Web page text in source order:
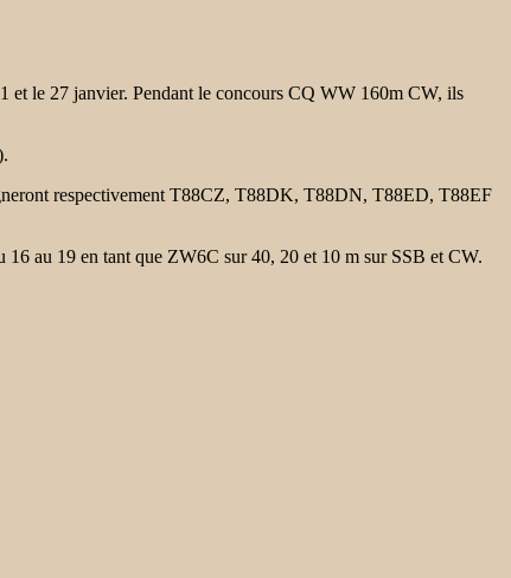
et le 27 janvier. Pendant le concours CQ WW 160m CW, ils
respectivement T88CZ, T88DK, T88DN, T88ED, T88EF
16 au 19 en tant que ZW6C sur 40, 20 et 10 m sur SSB et CW.